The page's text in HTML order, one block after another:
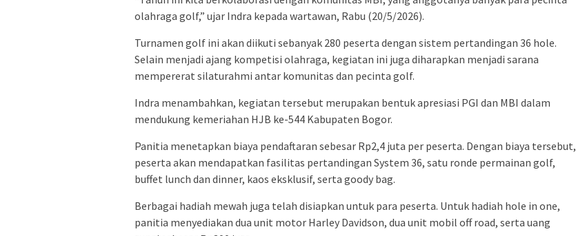
olahraga golf,” ujar Indra kepada wartawan, Rabu (20/5/2026).
Turnamen golf ini akan diikuti sebanyak 280 peserta dengan sistem pertandingan 36 hole.
Selain menjadi ajang kompetisi olahraga, kegiatan ini juga diharapkan menjadi sarana
mempererat silaturahmi antar komunitas dan pecinta golf.
Indra menambahkan, kegiatan tersebut merupakan bentuk apresiasi PGI dan MBI dalam
mendukung kemeriahan HJB ke-544 Kabupaten Bogor.
Panitia menetapkan biaya pendaftaran sebesar Rp2,4 juta per peserta. Dengan biaya tersebut,
peserta akan mendapatkan fasilitas pertandingan System 36, satu ronde permainan golf,
buffet lunch dan dinner, kaos eksklusif, serta goody bag.
Berbagai hadiah mewah juga telah disiapkan untuk para peserta. Untuk hadiah hole in one,
panitia menyediakan dua unit motor Harley Davidson, dua unit mobil off road, serta uang